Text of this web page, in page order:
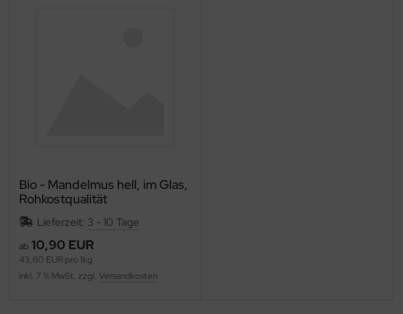
Bio - Mandelmus hell, im Glas,
Rohkostqualität
Lieferzeit: 3 - 10 Tage
ab 10,90 EUR
43,60 EUR pro 1kg
inkl. 7 % MwSt. zzgl. Versandkosten